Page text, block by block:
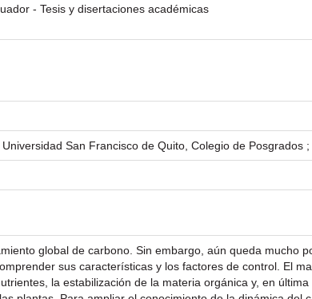
- Tesis y disertaciones académicas
San Francisco de Quito, Colegio de Posgrados
global de carbono. Sin embargo, aún queda mucho
sus características y los factores de control. El
la estabilización de la materia orgánica y, en